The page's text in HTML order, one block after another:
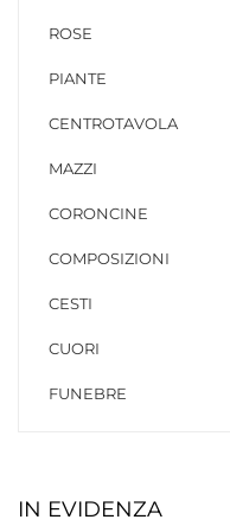
ROSE
PIANTE
CENTROTAVOLA
MAZZI
CORONCINE
COMPOSIZIONI
CESTI
CUORI
FUNEBRE
IN EVIDENZA